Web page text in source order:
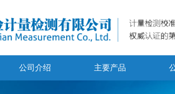
公司介绍 主要产品